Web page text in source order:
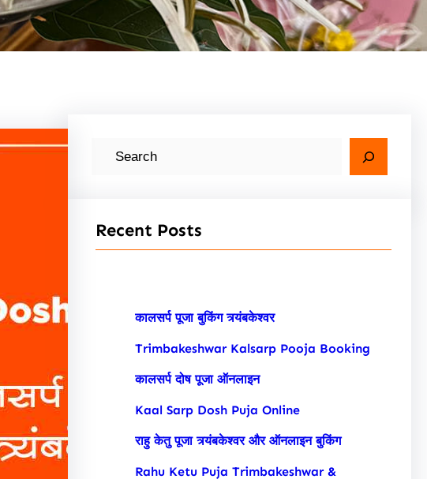
Recent Posts
कालसर्प पूजा बुकिंग त्र्यंबकेश्वर
Trimbakeshwar Kalsarp Pooja Booking
कालसर्प दोष पूजा ऑनलाइन
Kaal Sarp Dosh Puja Online
राहु केतु पूजा त्र्यंबकेश्वर और ऑनलाइन बुकिंग
Rahu Ketu Puja Trimbakeshwar &